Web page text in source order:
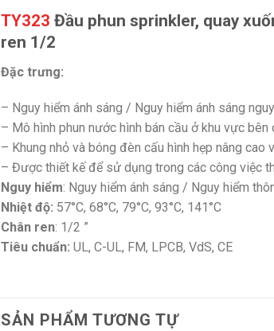
TY323 Đầu phun sprinkler, quay
ren 1/2
Đặc trưng:
– Nguy hiểm ánh sáng / Nguy hiểm ánh sáng
– Mô hình phun nước hình bán cầu ở khu vực
– Khung nhỏ và bóng đèn cấu hình hẹp nâng cao
– Được thiết kế để sử dụng trong các công việc
Nguy hiểm: Nguy hiểm ánh sáng / Nguy hiểm
Nhiệt độ: 57°C, 68°C, 79°C, 93°C, 141°C
Chân ren: 1/2 ”
Tiêu chuẩn: UL, C-UL, FM, LPCB, VdS, CE
SẢN PHẨM TƯƠNG TỰ